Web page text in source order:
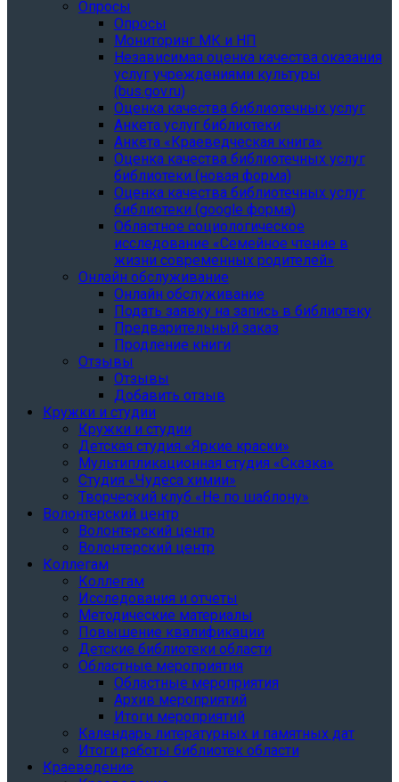
Опросы
Опросы
Мониторинг МК и НП
Независимая оценка качества оказания
услуг учреждениями культуры
(bus.gov.ru)
Оценка качества библиотечных услуг
Анкета услуг библиотеки
Анкета «Краеведческая книга»
Oценка качества библиотечных услуг
библиотеки (новая форма)
Oценка качества библиотечных услуг
библиотеки (google форма)
Областное социологическое
исследование «Семейное чтение в
жизни современных родителей»
Онлайн обслуживание
Онлайн обслуживание
Подать заявку на запись в библиотеку
Предварительный заказ
Продление книги
Отзывы
Отзывы
Добавить отзыв
Кружки и студии
Кружки и студии
Детская студия «Яркие краски»
Мультипликационная студия «Сказка»
Студия «Чудеса химии»
Творческий клуб «Не по шаблону»
Волонтерский центр
Волонтерский центр
Волонтерский центр
Коллегам
Коллегам
Исследования и отчеты
Методические материалы
Повышение квалификации
Детские библиотеки области
Областные мероприятия
Областные мероприятия
Архив мероприятий
Итоги мероприятий
Календарь литературных и памятных дат
Итоги работы библиотек области
Краеведение